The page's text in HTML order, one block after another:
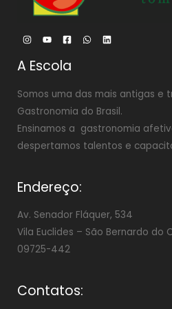
A Escola
Somos uma das mais antigas e
Gastronomia do Brasil.
Ensinamos a gastronomia
despertamos talentos e
Endereço:
Av. Senador Fláquer, 534
Vila Euclides – São Bernardo do
09725-442
Contatos: